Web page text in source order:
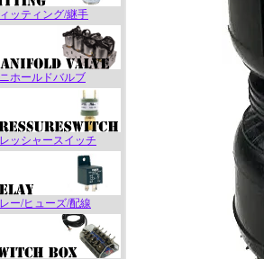
ッティング/継手
ホールドバルブ
ッシャースイッチ
ー/ヒューズ/配線